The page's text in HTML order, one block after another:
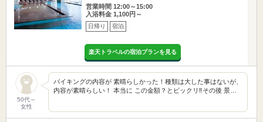
営業時間 12:00～15:00
入浴料金 1,100円～
日帰り 宿泊
楽天トラベルの宿泊プランを見る
50代～
女性
バイキングの内容が 素晴らしかった！種類は大した事はないが、
内容が素晴らしい！ 本当に この金額？とビックリ‼️その後 景…